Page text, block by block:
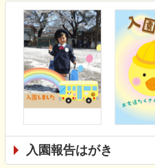
入園報告はがき